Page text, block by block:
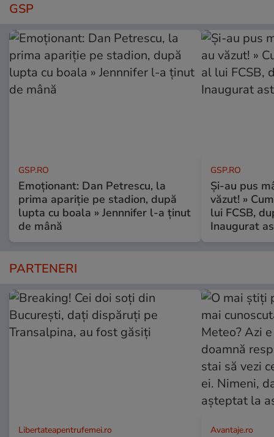
GSP
GSP.RO
Emoționant: Dan Petrescu, la
prima apariție pe stadion, după
lupta cu boala » Jennnifer l-a ținut
de mână
GSP.RO
Și-au pus
văzut! »
lui FCSB,
Inaugurat
PARTENERI
Libertateapentrufemei.ro Avantaje.ro